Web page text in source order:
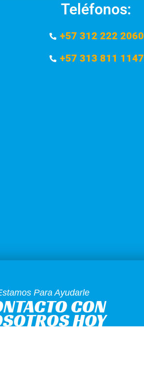
Teléfonos:
+57 312 222 2060
+57 313 811 1147
Para Ayudarle
CON
HOY